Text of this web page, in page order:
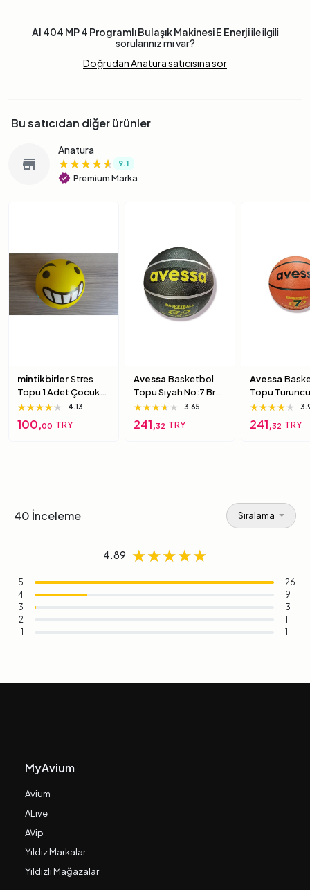
Al 404 MP 4 Programlı Bulaşık Makinesi E Enerjiile ilgili
sorularınız mı var?
Doğrudan Anatura satıcısına sor
Bu satıcıdan diğer ürünler
store
Anatura
★★★★★
★★★★★
★★★★★ 9.1
verified Premium Marka
mintikbirlerStres
Topu 1 Adet Çocuk
Için Yumuşak
Süngerimsi Içi Dolu
Top 6 Numara
★★★★★
★★★★★
★★★★★ 4.13
100,00 TRY
Avessa Basketbol
Topu Siyah No:7 Brc-
7 7 Numara
★★★★★
★★★★★
★★★★★ 3.65
241,32 TRY
Avessa
Topu
Brc-7 5
★★★★★
★★★★★
★★★★★
241,32 TRY
40 İnceleme Sıralama
4.89 ★★★★★
★★★★★
★★★★★
5
26
4
9
3
3
2
1
1
1
MyAvium
Avium
ALive
AVip
Yıldız Markalar
Yıldızlı Mağazalar